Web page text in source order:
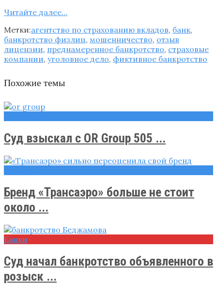
Читайте далее…
Метки:агентство по страхованию вкладов, банк,
банкротство физлиц, мошенничество, отзыв
лицензии, преднамеренное банкротство, страховые
компании, уголовное дело, фиктивное банкротство
Похожие темы
Суд взыскал с OR Group 505 ...
Бренд «Трансаэро» больше не стоит
около ...
Банки
Суд начал банкротство объявленного в
розыск ...